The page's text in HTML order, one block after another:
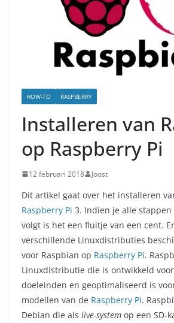
HOW-TO RASPBERRY
Installeren van
op Raspberry Pi
12 februari 2018 Joost
Dit artikel gaat over het installeren
Raspberry Pi 3. Indien je alle stappen
volgt is het een fluitje van een cent.
verschillende Linuxdistributies
voor Raspbian op Raspberry Pi.
Linuxdistributie die is ontwikkeld
doeleinden en geoptimaliseerd is
modellen van de Raspberry Pi.
Debian die als live-system op een SD-